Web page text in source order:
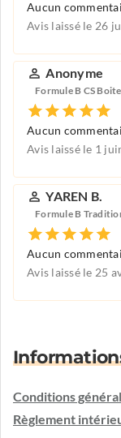
Aucun
Avis laissé le 26
Anonyme
Formule B CS
Aucun
Avis laissé le 1
YAREN B.
Formule B
Aucun
Avis laissé le 25
Conditions
Règlement